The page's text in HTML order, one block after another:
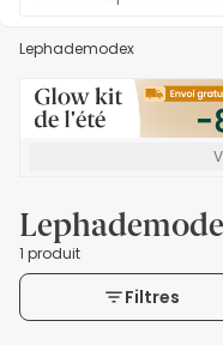
Lephademodex
1 produit
Filtres